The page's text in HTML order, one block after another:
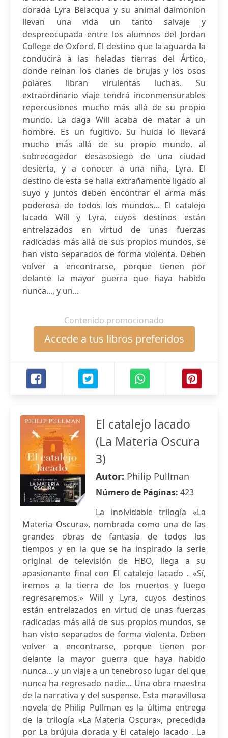
dorada Lyra Belacqua y su animal daimonion
llevan una vida un tanto salvaje y
despreocupada entre los alumnos del Jordan
College de Oxford. El destino que la aguarda la
conducirá a las heladas tierras del Ártico,
donde reinan los clanes de brujas y los osos
polares libran virulentas luchas. Su
extraordinario viaje tendrá inconmensurables
repercusiones mucho más allá de su propio
mundo. La daga Will acaba de matar a un
hombre. Es un fugitivo. Su huida lo llevará
mucho más allá de su propio mundo, al
sobrecogedor desasosiego de una ciudad
desierta, y a conocer a una niña, Lyra. El
destino de esta se halla extrañamente ligado al
suyo y juntos deben encontrar el arma más
poderosa de todos los mundos... El catalejo
lacado Will y Lyra, cuyos destinos están
entrelazados en virtud de unas fuerzas
radicadas más allá de sus propios mundos, se
han visto separados de forma violenta. Deben
volver a encontrarse, porque tienen por
delante la mayor guerra que haya habido
nunca..., y un...
Contenido promocionado
Accede a tus libros preferidos
El catalejo lacado
(La Materia Oscura
3)
Autor: Philip Pullman
Número de Páginas: 423
La inolvidable trilogía «La
Materia Oscura», nombrada como una de las
grandes obras de fantasía de todos los
tiempos y en la que se ha inspirado la serie
original de televisión de HBO, llega a su
apasionante final con El catalejo lacado . «Sí,
iremos a la tierra de los muertos y luego
regresaremos.» Will y Lyra, cuyos destinos
están entrelazados en virtud de unas fuerzas
radicadas más allá de sus propios mundos, se
han visto separados de forma violenta. Deben
volver a encontrarse, porque tienen por
delante la mayor guerra que haya habido
nunca... y un viaje a un tenebroso lugar del que
nunca ha regresado nadie... Una obra maestra
de la narrativa y del suspense. Esta maravillosa
novela de Philip Pullman es la última entrega
de la trilogía «La Materia Oscura», precedida
por La brújula dorada y El catalejo lacado . La